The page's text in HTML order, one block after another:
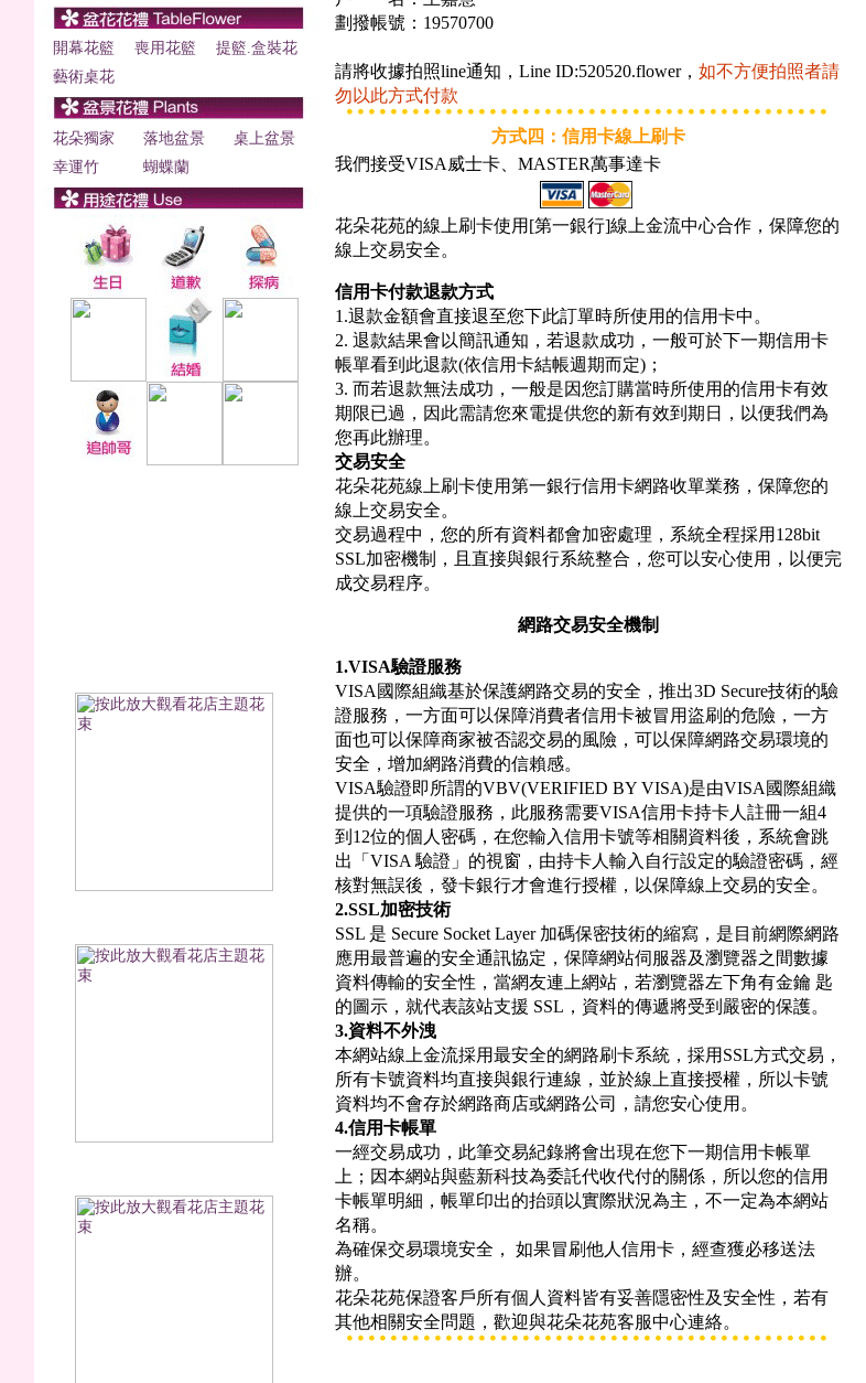
劃撥帳號：19570700
請將收據拍照line通知，Line ID:520520.flower， 如不方便拍照者請
勿以此方式付款
方式四：信用卡線上刷卡
我們接受VISA威士卡、MASTER萬事達卡
花朵花苑的線上刷卡使用[第一銀行]線上金流中心合作，保障您的
線上交易安全。
信用卡付款退款方式
1.退款金額會直接退至您下此訂單時所使用的信用卡中。
2. 退款結果會以簡訊通知，若退款成功，一般可於下一期信用卡
帳單看到此退款(依信用卡結帳週期而定)；
3. 而若退款無法成功，一般是因您訂購當時所使用的信用卡有效
期限已過，因此需請您來電提供您的新有效到期日，以便我們為
您再此辦理。
交易安全
花朵花苑線上刷卡使用第一銀行信用卡網路收單業務，保障您的
線上交易安全。
交易過程中，您的所有資料都會加密處理，系統全程採用128bit
SSL加密機制，且直接與銀行系統整合，您可以安心使用，以便完
成交易程序。
網路交易安全機制
1.VISA驗證服務
VISA國際組織基於保護網路交易的安全，推出3D Secure技術的驗
證服務，一方面可以保障消費者信用卡被冒用盜刷的危險，一方
面也可以保障商家被否認交易的風險，可以保障網路交易環境的
安全，增加網路消費的信賴感。
VISA驗證即所謂的VBV(VERIFIED BY VISA)是由VISA國際組織
提供的一項驗證服務，此服務需要VISA信用卡持卡人註冊一組4
到12位的個人密碼，在您輸入信用卡號等相關資料後，系統會跳
出「VISA 驗證」的視窗，由持卡人輸入自行設定的驗證密碼，經
核對無誤後，發卡銀行才會進行授權，以保障線上交易的安全。
2.SSL加密技術
SSL 是 Secure Socket Layer 加碼保密技術的縮寫，是目前網際網路
應用最普遍的安全通訊協定，保障網站伺服器及瀏覽器之間數據
資料傳輸的安全性，當網友連上網站，若瀏覽器左下角有金鑰 匙
的圖示，就代表該站支援 SSL，資料的傳遞將受到嚴密的保護。
3.資料不外洩
本網站線上金流採用最安全的網路刷卡系統，採用SSL方式交易，
所有卡號資料均直接與銀行連線，並於線上直接授權，所以卡號
資料均不會存於網路商店或網路公司，請您安心使用。
4.信用卡帳單
一經交易成功，此筆交易紀錄將會出現在您下一期信用卡帳單
上；因本網站與藍新科技為委託代收代付的關係，所以您的信用
卡帳單明細，帳單印出的抬頭以實際狀況為主，不一定為本網站
名稱。
為確保交易環境安全， 如果冒刷他人信用卡，經查獲必移送法
辦。
花朵花苑保證客戶所有個人資料皆有妥善隱密性及安全性，若有
其他相關安全問題，歡迎與花朵花苑客服中心連絡。
開幕花籃 喪用花籃
提籃.盒裝花
藝術桌花
花朵獨家 落地盆景
桌上盆景
幸運竹
蝴蝶蘭